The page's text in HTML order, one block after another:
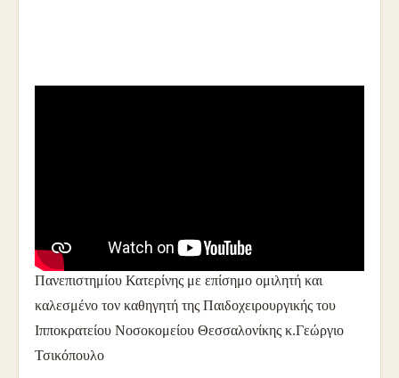
γονείς»
η επιτυχημένη εκδήλωση του Ανοικτού
Πανεπιστημίου Κατερίνης με επίσημο ομιλητή και
καλεσμένο τον καθηγητή της Παιδοχειρουργικής του
Ιπποκρατείου Νοσοκομείου Θεσσαλονίκης κ.Γεώργιο
Τσικόπουλο